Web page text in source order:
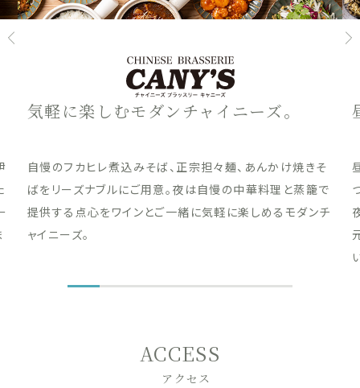
気軽に楽しむモダンチャイニーズ。
自慢のフカヒレ煮込みそば、正宗担々麺、あんかけ焼きそ
ばをリーズナブルにご用意。夜は自慢の中華料理と蒸籠で
提供する点心をワインとご一緒に気軽に楽しめるモダンチ
ャイニーズ。
ACCESS
アクセス